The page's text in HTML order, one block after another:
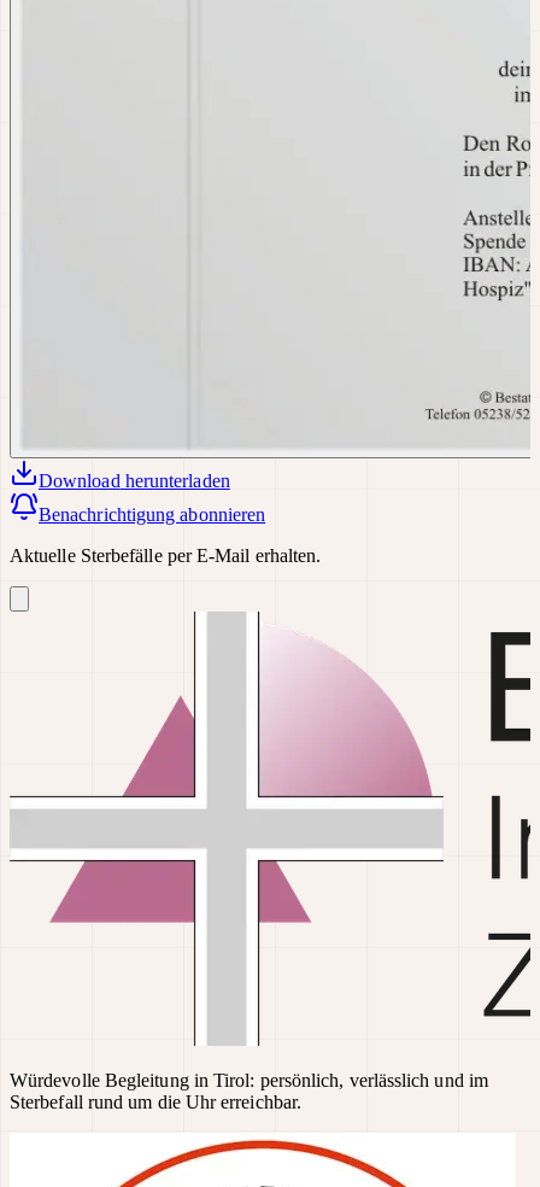
Download herunterladen
Benachrichtigung abonnieren
Aktuelle Sterbefälle per E-Mail erhalten.
Würdevolle Begleitung in Tirol: persönlich, verlässlich und im
Sterbefall rund um die Uhr erreichbar.